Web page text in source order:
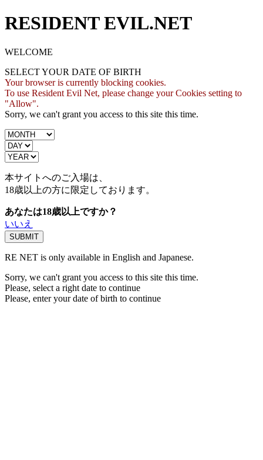
RESIDENT EVIL.NET
WELCOME
SELECT YOUR DATE OF BIRTH
Your browser is currently blocking cookies.
To use Resident Evil Net, please change your Cookies setting to
"Allow".
Sorry, we can't grant you access to this site this time.
本サイトへのご入場は、
18歳以上の方に限定しております。
あなたは18歳以上ですか？
いいえ
RE NET is only available in English and Japanese.
Sorry, we can't grant you access to this site this time.
Please, select a right date to continue
Please, enter your date of birth to continue